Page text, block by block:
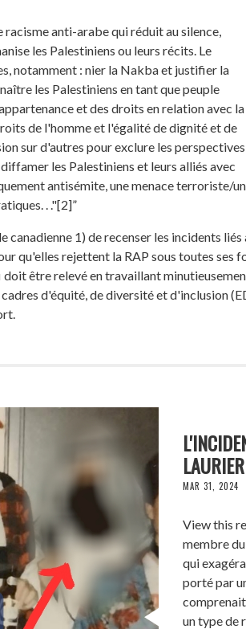
anti-arabe qui réduit au silence,
les Palestiniens ou leurs récits. Le
notamment : nier la Nakba et justifier la
les Palestiniens en tant que peuple
et des droits en relation avec la
de l'homme et l'égalité de dignité et de
sur d'autres pour exclure les perspectives
les Palestiniens et leurs alliés avec
antisémite, une menace terroriste/un
. ."[2]”
1) de recenser les incidents liés
qu'elles rejettent la RAP sous toutes ses
être relevé en travaillant
d'équité, de diversité et d'inclusion
LAURIER
MAR 31, 2024
View this
membre
qui
porté par
un type de